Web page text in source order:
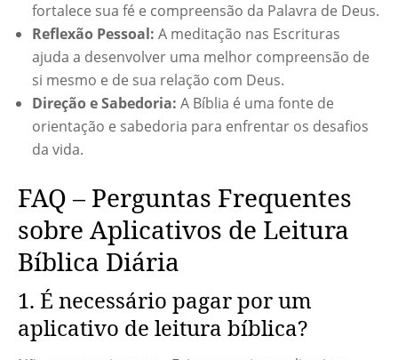
fortalece sua fé e compreensão da Palavra de Deus.
Reflexão Pessoal: A meditação nas Escrituras
ajuda a desenvolver uma melhor compreensão de
si mesmo e de sua relação com Deus.
Direção e Sabedoria: A Bíblia é uma fonte de
orientação e sabedoria para enfrentar os desafios
da vida.
FAQ – Perguntas Frequentes
sobre Aplicativos de Leitura
Bíblica Diária
1. É necessário pagar por um
aplicativo de leitura bíblica?